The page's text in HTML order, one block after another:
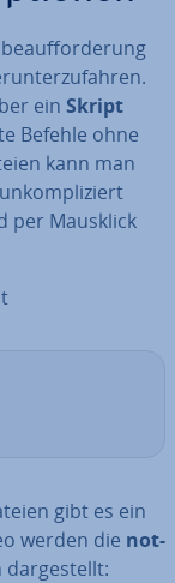
ein Skript
Befehle ohne
kann man
per Mausklick
gibt es ein
werden die not­